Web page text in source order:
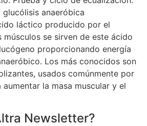
glucólisis anaeróbica
láctico producido por el
músculos se sirven de este ácido
proporcionando energía
Los más conocidos son
usados comúnmente por
la masa muscular y el
Newsletter?